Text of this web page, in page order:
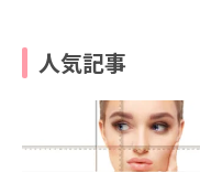
人気記事